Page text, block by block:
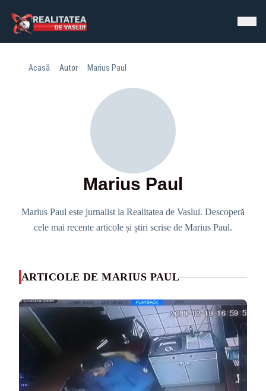
Acasă Autor Marius Paul
Marius Paul
Marius Paul este jurnalist la Realitatea de Vaslui. Descoperă
cele mai recente articole și știri scrise de Marius Paul.
ARTICOLE DE MARIUS PAUL